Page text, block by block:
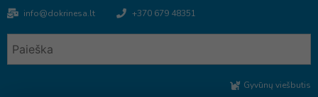
info@dokrinesa.lt +370 679 48351
Gyvūnų viešbutis